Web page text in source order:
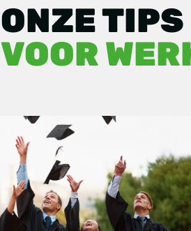
ONZE TIPS
VOOR